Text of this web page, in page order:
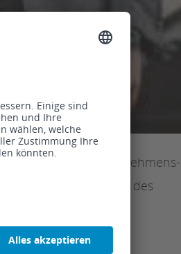
auf die Unternehmens-
Zusammenarbeit des